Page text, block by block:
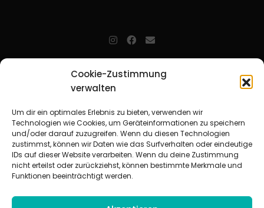
Cookie-Zustimmung
verwalten
Um dir ein optimales Erlebnis zu bieten, verwenden wir
Technologien wie Cookies, um Geräteinformationen zu speichern
und/oder darauf zuzugreifen. Wenn du diesen Technologien
zustimmst, können wir Daten wie das Surfverhalten oder eindeutige
IDs auf dieser Website verarbeiten. Wenn du deine Zustimmung
nicht erteilst oder zurückziehst, können bestimmte Merkmale und
Funktionen beeinträchtigt werden.
Mitarbeitende in der christlichen Kinder-, Jugend- und jungen
Erwachsenenarbeit. Aufjofindet man unkompliziert und schnell
Beziehungsarbeit.
Beteiligte Verbände
CVJM-Landesverband Bayern e. V. |CVJM-Gesamtverband in
Deutschland e. V.
CVJM-Westbund e. V.|Deutscher Jugendverband „Entschieden für
Christus“ e. V.